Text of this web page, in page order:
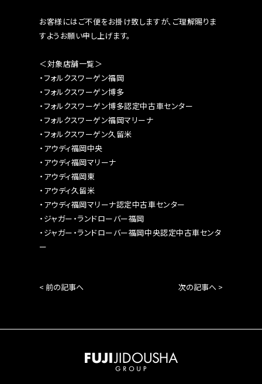
お客様にはご不便をお掛け致しますが、ご理解賜りま
すようお願い申し上げます。
＜対象店舗一覧＞
・フォルクスワーゲン福岡
・フォルクスワーゲン博多
・フォルクスワーゲン博多認定中古車センター
・フォルクスワーゲン福岡マリーナ
・フォルクスワーゲン久留米
・アウディ福岡中央
・アウディ福岡マリーナ
・アウディ福岡東
・アウディ久留米
・アウディ福岡マリーナ認定中古車センター
・ジャガー・ランドローバー福岡
・ジャガー・ランドローバー福岡中央認定中古車センタ
ー
< 前の記事へ 次の記事へ >